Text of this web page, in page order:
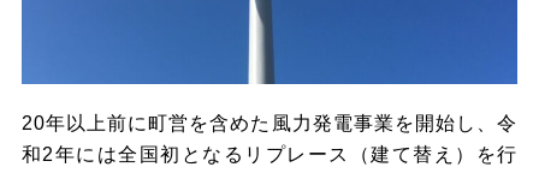
20年以上前に町営を含めた風力発電事業を開始し、令
和2年には全国初となるリプレース（建て替え）を行